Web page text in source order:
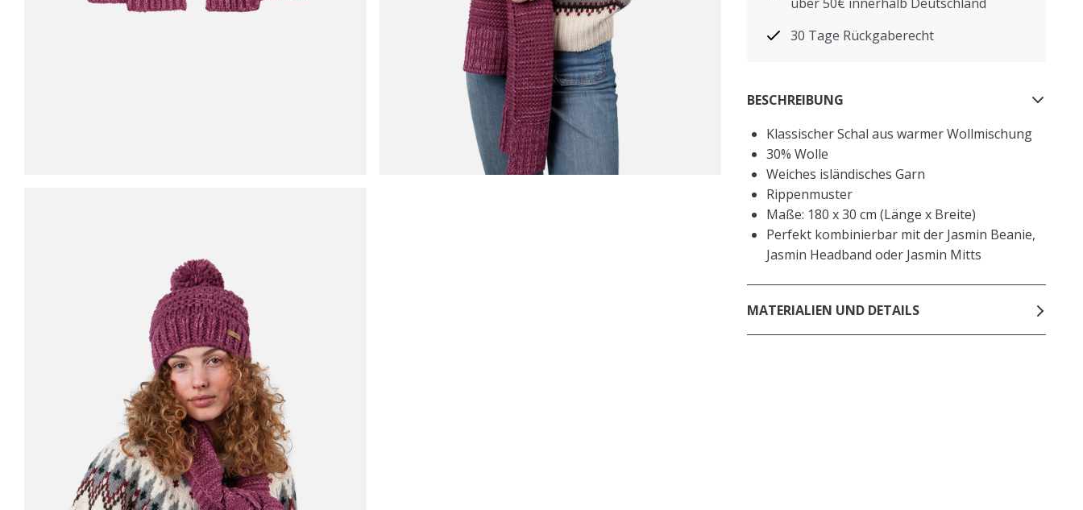
30 Tage Rückgaberecht
BESCHREIBUNG
Klassischer Schal aus warmer Wollmischung
30% Wolle
Weiches isländisches Garn
Rippenmuster
Maße: 180 x 30 cm (Länge x Breite)
Perfekt kombinierbar mit der Jasmin Beanie,
Jasmin Headband oder Jasmin Mitts
MATERIALIEN UND DETAILS